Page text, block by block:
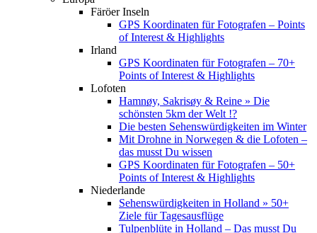
Färöer Inseln
GPS Koordinaten für Fotografen – Points
of Interest & Highlights
Irland
GPS Koordinaten für Fotografen – 70+
Points of Interest & Highlights
Lofoten
Hamnøy, Sakrisøy & Reine » Die
schönsten 5km der Welt !?
Die besten Sehenswürdigkeiten im Winter
Mit Drohne in Norwegen & die Lofoten –
das musst Du wissen
GPS Koordinaten für Fotografen – 50+
Points of Interest & Highlights
Niederlande
Sehenswürdigkeiten in Holland » 50+
Ziele für Tagesausflüge
Tulpenblüte in Holland – Das musst Du